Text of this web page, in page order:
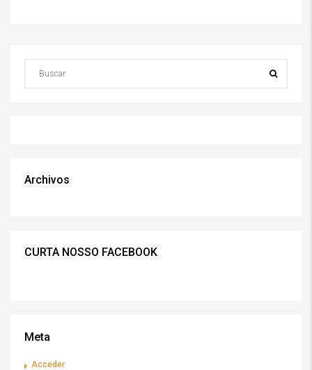
Archivos
CURTA NOSSO FACEBOOK
Meta
Acceder